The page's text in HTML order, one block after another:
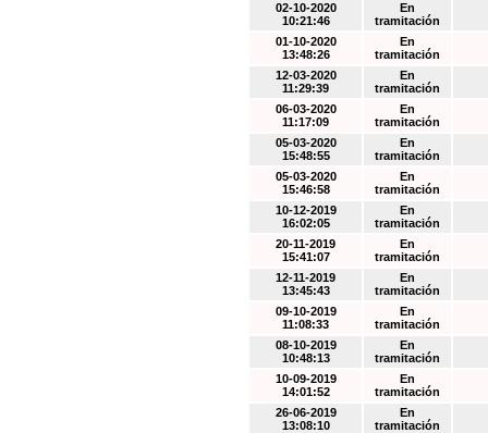
02-10-2020
10:21:46
En
tramitación
01-10-2020
13:48:26
En
tramitación
12-03-2020
11:29:39
En
tramitación
06-03-2020
11:17:09
En
tramitación
05-03-2020
15:48:55
En
tramitación
05-03-2020
15:46:58
En
tramitación
10-12-2019
16:02:05
En
tramitación
20-11-2019
15:41:07
En
tramitación
12-11-2019
13:45:43
En
tramitación
09-10-2019
11:08:33
En
tramitación
08-10-2019
10:48:13
En
tramitación
10-09-2019
14:01:52
En
tramitación
26-06-2019
13:08:10
En
tramitación